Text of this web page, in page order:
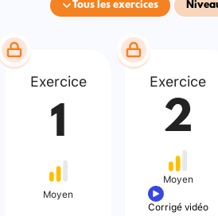
Tous les exercices
Exercice
1
Moyen
Exercice
2
Moyen
Corrigé vidéo